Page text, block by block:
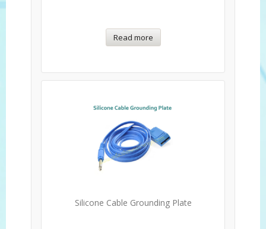
Read more
Silicone Cable Grounding Plate